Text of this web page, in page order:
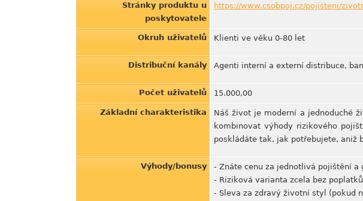
Stránky produktu u
poskytovatele
https://www.csobpoj.cz/pojisteni/
Okruh uživatelů Klienti ve věku 0-80 let
Distribuční kanály Agenti interní a externí distribuce,
Počet uživatelů 15.000,00
Základní charakteristika
Náš život je moderní a jednoduché
kombinovat výhody rizikového
poskládáte tak, jak potřebujete,
Výhody/bonusy
- Znáte cenu za jednotlivá pojištění
- Riziková varianta zcela bez poplatků
- Sleva za zdravý životní styl (pokud